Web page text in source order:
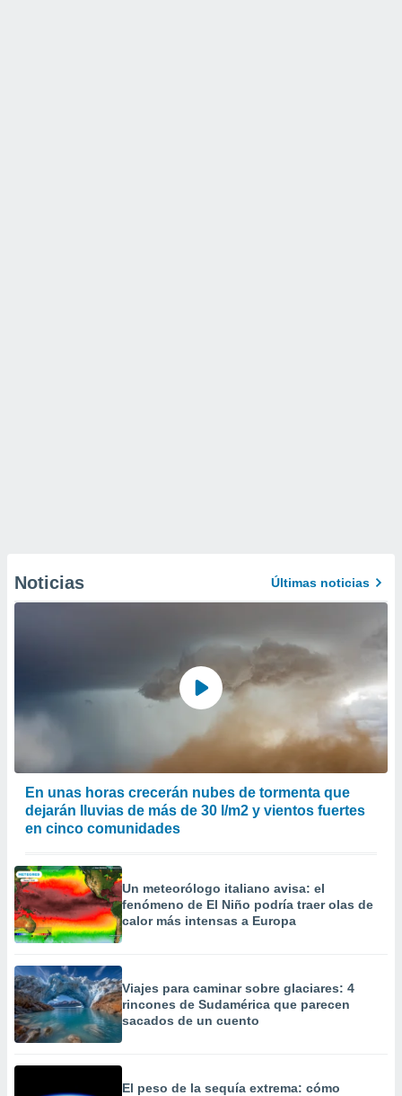
Noticias Últimas noticias
En unas horas crecerán nubes de tormenta que
dejarán lluvias de más de 30 l/m2 y vientos fuertes
en cinco comunidades
Un meteorólogo italiano avisa: el
fenómeno de El Niño podría traer olas de
calor más intensas a Europa
Viajes para caminar sobre glaciares: 4
rincones de Sudamérica que parecen
sacados de un cuento
El peso de la sequía extrema: cómo